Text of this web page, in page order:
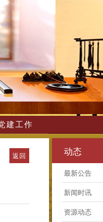
建工作
返回 动态
最新公告
新闻时讯
资源动态